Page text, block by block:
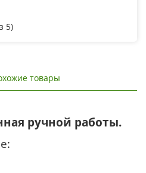
5)
товары
ручной работы.